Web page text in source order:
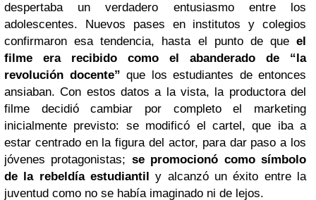
despertaba un verdadero entusiasmo entre los
adolescentes. Nuevos pases en institutos y colegios
confirmaron esa tendencia, hasta el punto de que el
filme era recibido como el abanderado de “la
revolución docente” que los estudiantes de entonces
ansiaban. Con estos datos a la vista, la productora del
filme decidió cambiar por completo el marketing
inicialmente previsto: se modificó el cartel, que iba a
estar centrado en la figura del actor, para dar paso a los
jóvenes protagonistas; se promocionó como símbolo
de la rebeldía estudiantily alcanzó un éxito entre la
juventud como no se había imaginado ni de lejos.